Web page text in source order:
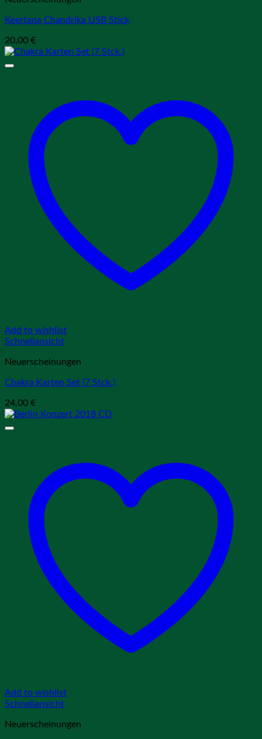
Keertana Chandrika USB Stick
20,00 €
Add to wishlist
Schnellansicht
Neuerscheinungen
Chakra Karten Set (7 Stck.)
24,00 €
Add to wishlist
Schnellansicht
Neuerscheinungen